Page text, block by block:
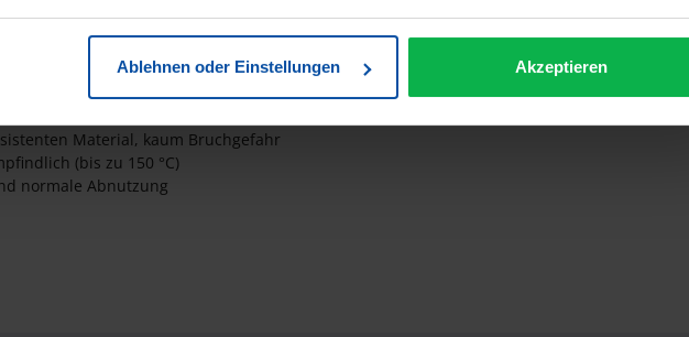
Ablehnen oder Einstellungen Akzeptieren
Material, kaum Bruchgefahr
(bis zu 150 °C)
normale Abnutzung